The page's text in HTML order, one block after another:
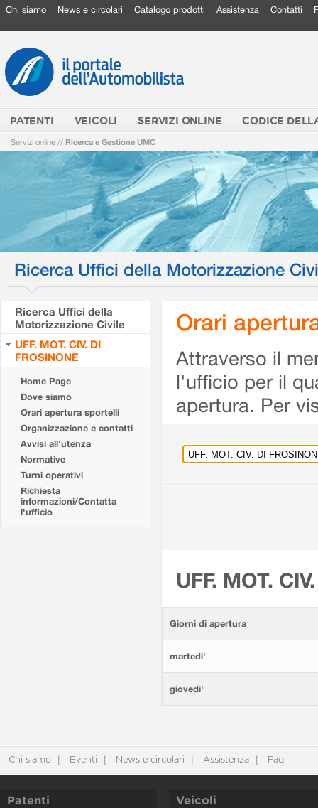
Chi siamo News e circolari Catalogo prodotti Assistenza Contatti
PATENTI VEICOLI SERVIZI ONLINE CODICE
Servizi online // Ricerca e Gestione UMC
Ricerca Uffici della Motorizzazione
Ricerca Uffici della
Motorizzazione Civile
UFF. MOT. CIV. DI
FROSINONE
Home Page
Dove siamo
Orari apertura sportelli
Organizzazione e contatti
Avvisi all'utenza
Normative
Turni operativi
Richiesta
informazioni/Contatta
l'ufficio
Orari
Attraverso il
l'ufficio per il
apertura. Per
UFF. MOT.
Giorni di apertura
martedi'
giovedi'
Chi siamo Eventi News e circolari Assistenza Faq
Patenti Veicoli